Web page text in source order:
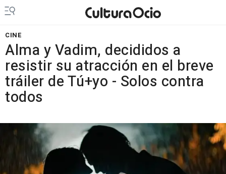
CINE
Alma y Vadim, decididos a
resistir su atracción en el breve
tráiler de Tú+yo - Solos contra
todos